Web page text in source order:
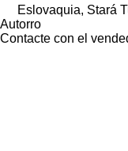
Eslovaquia, Stará
Autorro
Contacte con el